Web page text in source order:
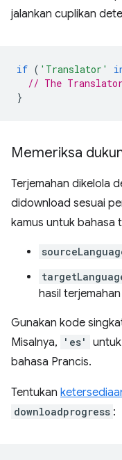
jalankan cuplikan
if ( 'Translator'
// The
}
Memeriksa
Terjemahan dikelola
didownload sesuai
kamus untuk bahasa
hasil
Gunakan kode
Misalnya,
'es'
bahasa Prancis.
Tentukan
downloadprogress :